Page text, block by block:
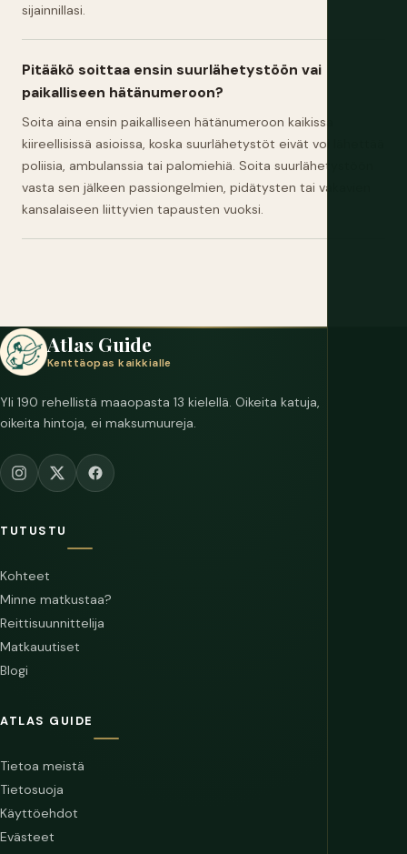
sijainnillasi.
Pitääkö soittaa ensin suurlähetystöön vai
paikalliseen hätänumeroon?
Soita aina ensin paikalliseen hätänumeroon kaikissa
kiireellisissä asioissa, koska suurlähetystöt eivät voi lähettää
poliisia, ambulanssia tai palomiehiä. Soita suurlähetystöön
vasta sen jälkeen passiongelmien, pidätysten tai vakavien
kansalaiseen liittyvien tapausten vuoksi.
Atlas Guide
Kenttäopas kaikkialle
Yli 190 rehellistä maaopasta 13 kielellä. Oikeita katuja,
oikeita hintoja, ei maksumuureja.
TUTUSTU
Kohteet
Minne matkustaa?
Reittisuunnittelija
Matkauutiset
Blogi
ATLAS GUIDE
Tietoa meistä
Tietosuoja
Käyttöehdot
Evästeet